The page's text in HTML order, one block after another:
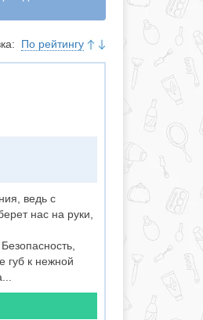
По рейтингу
ведь с
нас на руки,
губ к нежной